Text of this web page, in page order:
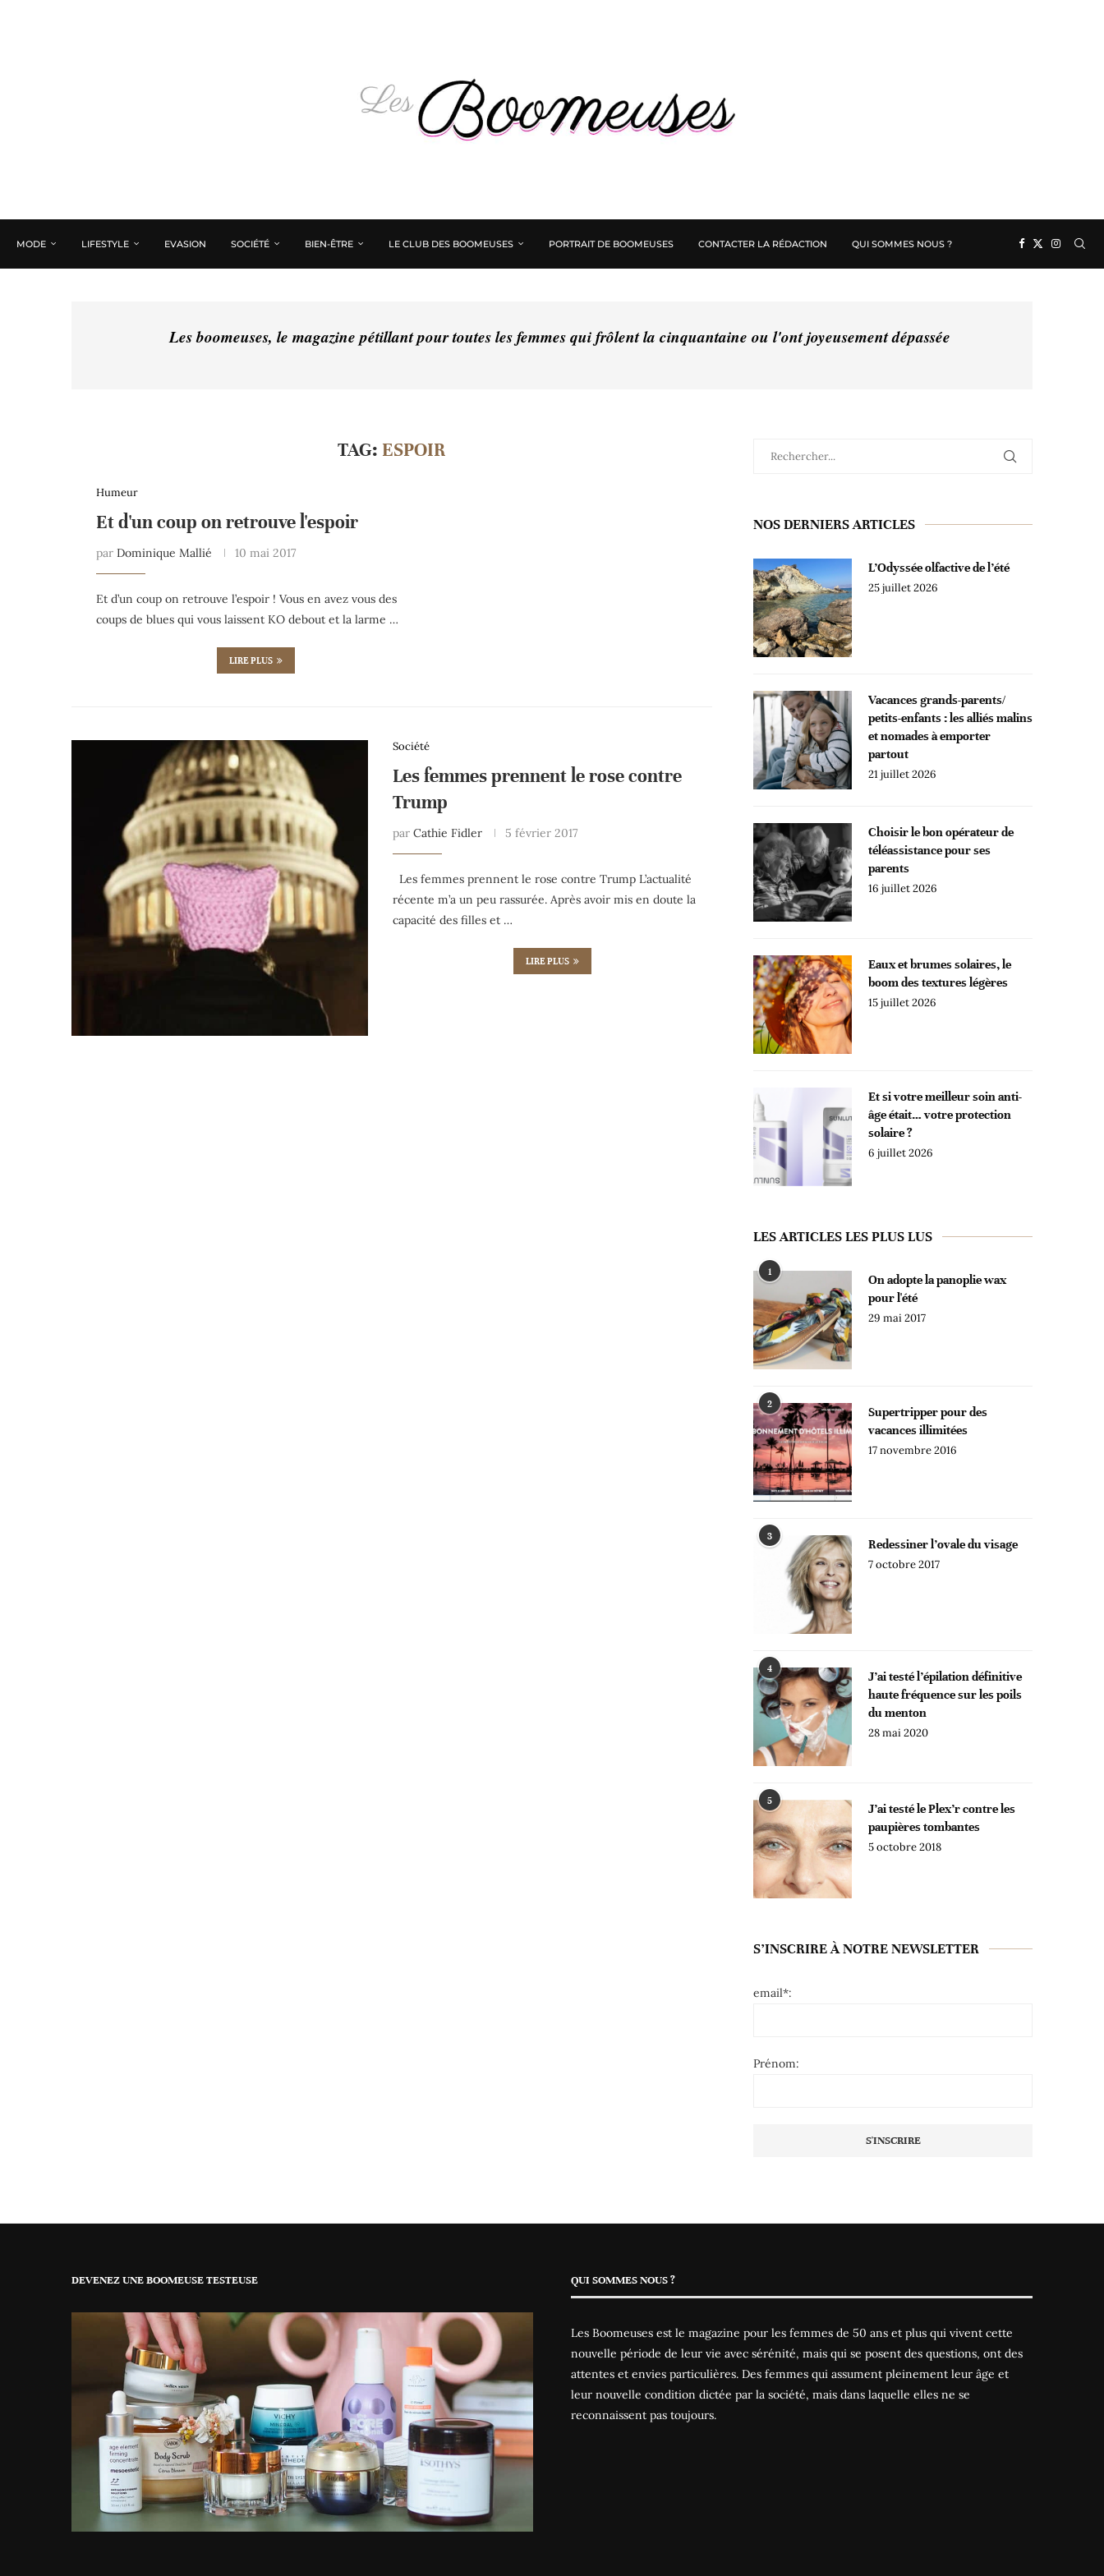
MODE LIFESTYLE EVASION SOCIÉTÉ BIEN-ÊTRE LE CLUB DES BOOMEUSES PORTRAIT DE BOOMEUSES CONTACTER LA RÉDACTION QUI SOMMES NOUS ?
Les boomeuses, le magazine pétillant pour toutes les femmes qui frôlent la cinquantaine ou l'ont joyeusement dépassée
TAG: ESPOIR
Humeur
Et d'un coup on retrouve l'espoir
par Dominique Mallié 10 mai 2017
Et d’un coup on retrouve l’espoir ! Vous en avez vous des
coups de blues qui vous laissent KO debout et la larme …
LIRE PLUS
Société
Les femmes prennent le rose contre
Trump
par Cathie Fidler 5 février 2017
Les femmes prennent le rose contre Trump L’actualité
récente m’a un peu rassurée. Après avoir mis en doute la
capacité des filles et …
LIRE PLUS
NOS DERNIERS ARTICLES
L’Odyssée olfactive de l’été
25 juillet 2026
Vacances grands-parents/
petits-enfants : les alliés malins
et nomades à emporter
partout
21 juillet 2026
Choisir le bon opérateur de
téléassistance pour ses
parents
16 juillet 2026
Eaux et brumes solaires, le
boom des textures légères
15 juillet 2026
Et si votre meilleur soin anti-
âge était… votre protection
solaire ?
6 juillet 2026
LES ARTICLES LES PLUS LUS
1
On adopte la panoplie wax
pour l'été
29 mai 2017
2
Supertripper pour des
vacances illimitées
17 novembre 2016
3
Redessiner l’ovale du visage
7 octobre 2017
4
J’ai testé l’épilation définitive
haute fréquence sur les poils
du menton
28 mai 2020
5
J’ai testé le Plex’r contre les
paupières tombantes
5 octobre 2018
S’INSCRIRE À NOTRE NEWSLETTER
email*:
Prénom:
DEVENEZ UNE BOOMEUSE TESTEUSE QUI SOMMES NOUS ?
Les Boomeuses est le magazine pour les femmes de 50 ans et plus qui vivent cette
nouvelle période de leur vie avec sérénité, mais qui se posent des questions, ont des
attentes et envies particulières. Des femmes qui assument pleinement leur âge et
leur nouvelle condition dictée par la société, mais dans laquelle elles ne se
reconnaissent pas toujours.